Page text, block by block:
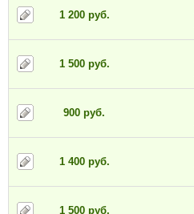
1 200 руб.
1 500 руб.
900 руб.
1 400 руб.
1 500 руб.